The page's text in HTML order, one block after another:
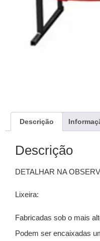
Descrição
Descrição
DETALHAR NA
Lixeira:
Fabricadas sob o mais
Podem ser encaixadas